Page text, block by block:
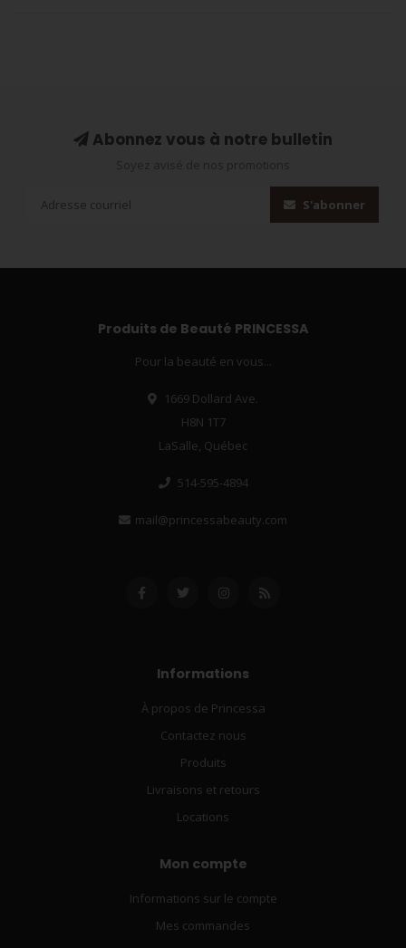
Abonnez vous à notre bulletin
S'abonner
Produits de Beauté PRINCESSA
Pour la beauté en vous...
1669 Dollard Ave.
H8N 1T7
LaSalle, Québec
514-595-4894
mail@princessabeauty.com
Informations
À propos de Princessa
Contactez nous
Produits
Livraisons et retours
Locations
Mon compte
Informations sur le compte
Mes commandes